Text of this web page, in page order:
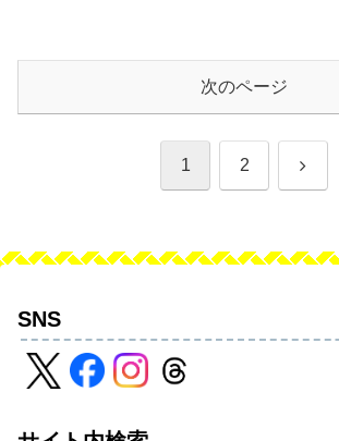
次のページ
1 2 次
SNS